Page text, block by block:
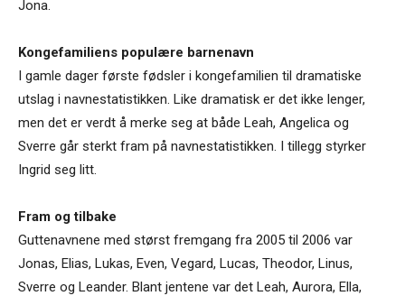
Jona.
Kongefamiliens populære barnenavn
I gamle dager første fødsler i kongefamilien til dramatiske
utslag i navnestatistikken. Like dramatisk er det ikke lenger,
men det er verdt å merke seg at både Leah, Angelica og
Sverre går sterkt fram på navnestatistikken. I tillegg styrker
Ingrid seg litt.
Fram og tilbake
Guttenavnene med størst fremgang fra 2005 til 2006 var
Jonas, Elias, Lukas, Even, Vegard, Lucas, Theodor, Linus,
Sverre og Leander. Blant jentene var det Leah, Aurora, Ella,